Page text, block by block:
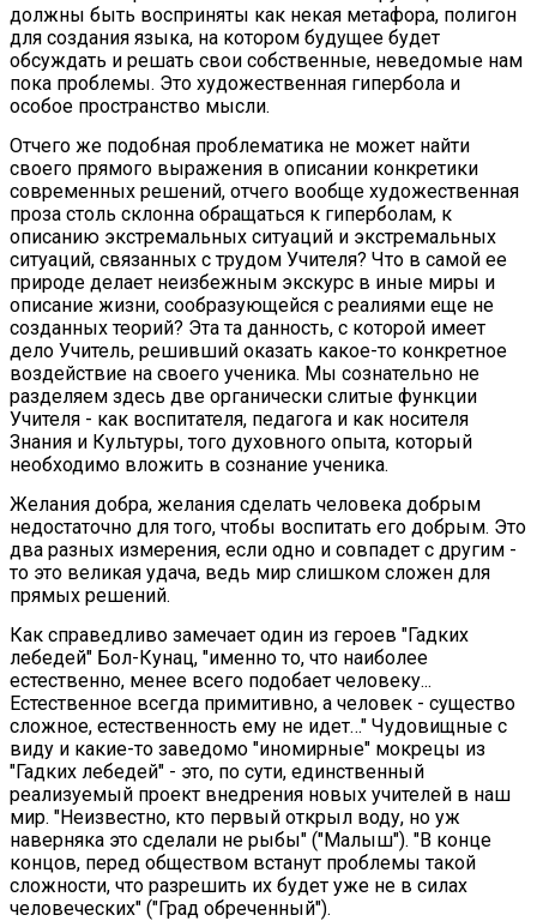
должны быть восприняты как некая метафора, полигон
для создания языка, на котором будущее будет
обсуждать и решать свои собственные, неведомые нам
пока проблемы. Это художественная гипербола и
особое пространство мысли.
Отчего же подобная проблематика не может найти
своего прямого выражения в описании конкретики
современных решений, отчего вообще художественная
проза столь склонна обращаться к гиперболам, к
описанию экстремальных ситуаций и экстремальных
ситуаций, связанных с трудом Учителя? Что в самой ее
природе делает неизбежным экскурс в иные миры и
описание жизни, сообразующейся с реалиями еще не
созданных теорий? Эта та данность, с которой имеет
дело Учитель, решивший оказать какое-то конкретное
воздействие на своего ученика. Мы сознательно не
разделяем здесь две органически слитые функции
Учителя - как воспитателя, педагога и как носителя
Знания и Культуры, того духовного опыта, который
необходимо вложить в сознание ученика.
Желания добра, желания сделать человека добрым
недостаточно для того, чтобы воспитать его добрым. Это
два разных измерения, если одно и совпадет с другим -
то это великая удача, ведь мир слишком сложен для
прямых решений.
Как справедливо замечает один из героев "Гадких
лебедей" Бол-Кунац, "именно то, что наиболее
естественно, менее всего подобает человеку...
Естественное всегда примитивно, а человек - существо
сложное, естественность ему не идет…" Чудовищные с
виду и какие-то заведомо "иномирные" мокрецы из
"Гадких лебедей" - это, по сути, единственный
реализуемый проект внедрения новых учителей в наш
мир. "Неизвестно, кто первый открыл воду, но уж
наверняка это сделали не рыбы" ("Малыш"). "В конце
концов, перед обществом встанут проблемы такой
сложности, что разрешить их будет уже не в силах
человеческих" ("Град обреченный").